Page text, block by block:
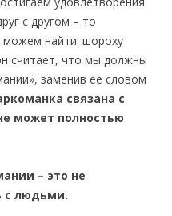
с другом – то
можем найти: шороху
считает, что мы должны
заменив ее словом
связана с
может полностью
– это не
с людьми.